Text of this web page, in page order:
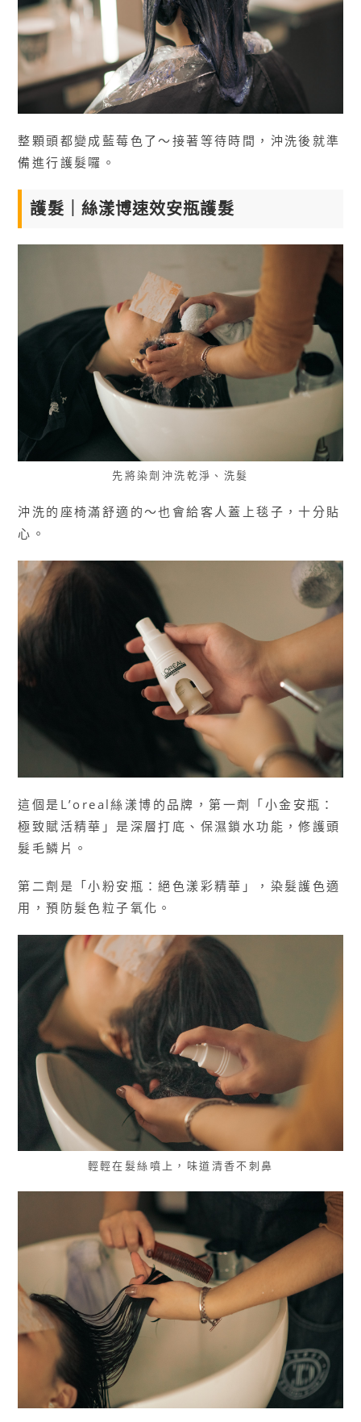
整顆頭都變成藍莓色了～接著等待時間，沖洗後就準
備進行護髮囉。
護髮｜絲漾博速效安瓶護髮
先將染劑沖洗乾淨、洗髮
沖洗的座椅滿舒適的～也會給客人蓋上毯子，十分貼
心。
這個是L’oreal絲漾博的品牌，第一劑「小金安瓶：
極致賦活精華」是深層打底、保濕鎖水功能，修護頭
髮毛鱗片。
第二劑是「小粉安瓶：絕色漾彩精華」，染髮護色適
用，預防髮色粒子氧化。
輕輕在髮絲噴上，味道清香不刺鼻